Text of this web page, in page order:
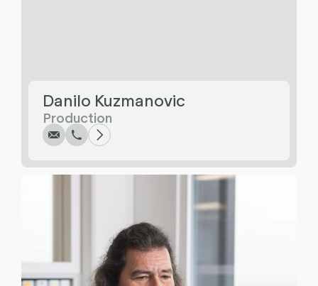
Danilo Kuzmanovic
Production